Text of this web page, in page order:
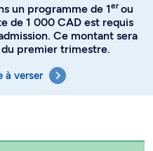
un programme de 1erou
de 1 000 CAD est requis
Ce montant sera
premier trimestre.
à verser